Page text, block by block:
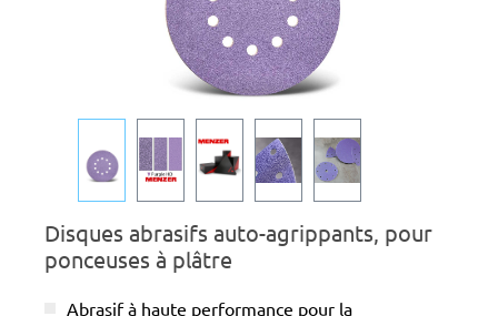
Disques abrasifs auto-agrippants, pour
ponceuses à plâtre
Abrasif à haute performance pour la